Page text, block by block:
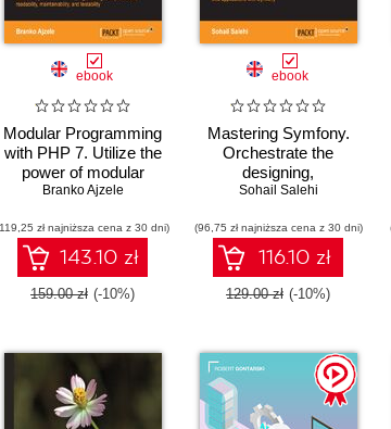
ebook
Modular Programming
with PHP 7. Utilize the
power of modular
programming to
readability,
maintainability, and
testability
Branko Ajzele
zł najniższa cena z 30 dni)
143.10 zł
159.00 zł (-10%)
ebook
Mastering Symfony.
Orchestrate the
designing,
development, testing,
applications with
Symfony
Sohail Salehi
(96,75 zł najniższa cena z 30 dni)
116.10 zł
129.00 zł (-10%)